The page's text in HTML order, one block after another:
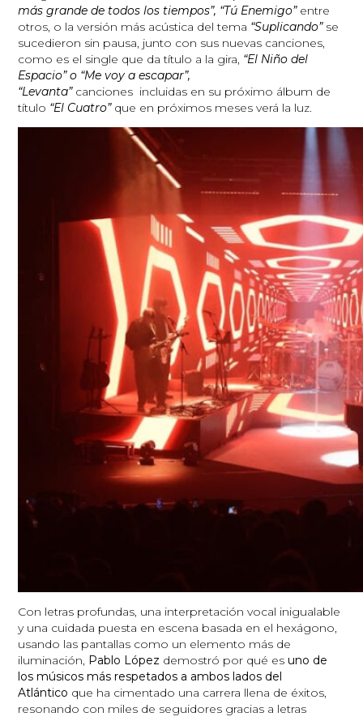
más grande de todos los tiempos”, “Tú Enemigo”entre
otros, o la versión más acústica del tema “Suplicando”se
sucedieron sin pausa, junto con sus nuevas canciones,
como es el single que da título a la gira, “El Niño del
Espacio” o “Me voy a escapar”,
“Levanta” canciones incluidas en su próximo álbum de
título “El Cuatro”que en próximos meses verá la luz.
Con letras profundas, una interpretación vocal inigualable
y una cuidada puesta en escena basada en el hexágono,
usando las pantallas como un elemento más de
iluminación, Pablo López demostró por qué esuno de
los músicos más respetados a ambos lados del
Atlántico que ha cimentado una carrera llena de éxitos,
resonando con miles de seguidores gracias a letras